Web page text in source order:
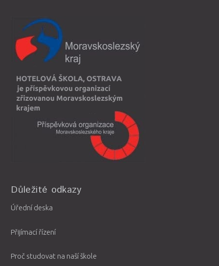
Důležité odkazy
Úřední deska
Přijímací řízení
Proč studovat na naší škole